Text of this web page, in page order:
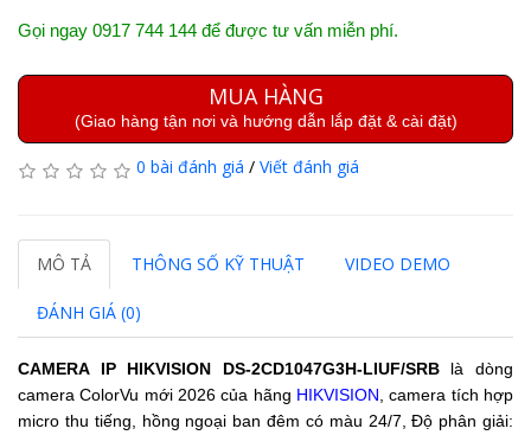
Gọi ngay 0917 744 144 để được tư vấn miễn phí.
MUA HÀNG
(Giao hàng tận nơi và hướng dẫn lắp đặt & cài đặt)
0 bài đánh giá / Viết đánh giá
MÔ TẢ THÔNG SỐ KỸ THUẬT VIDEO DEMO
ĐÁNH GIÁ (0)
CAMERA IP HIKVISION DS-2CD1047G3H-LIUF/SRBlà dòng
camera ColorVu mới 2026 của hãng HIKVISION , camera tích hợp
micro thu tiếng, hồng ngoại ban đêm có màu 24/7, Độ phân giải: